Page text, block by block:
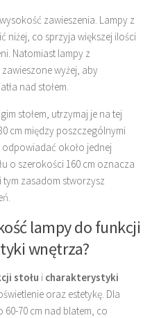
zawieszenia. Lampy z
niżej, co sprzyja większej ilości
Natomiast lampy z
wyżej, aby
nad stołem.
stołem, utrzymaj je na tej
cm między poszczególnymi
około jednej
o szerokości 160 cm oznacza
tym zasadom stworzysz
lampy do funkcji
wnętrza?
stołu i charakterystyki
oraz estetykę. Dla
70 cm nad blatem, co